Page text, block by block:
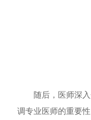
随后，医师深
调专业医师的重要